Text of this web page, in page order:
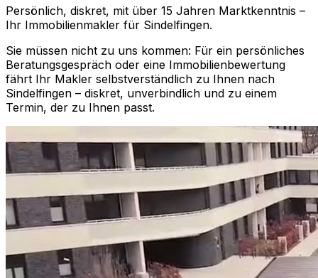
Persönlich, diskret, mit über 15 Jahren Marktkenntnis –
Ihr Immobilienmakler für Sindelfingen.
Sie müssen nicht zu uns kommen: Für ein persönliches
Beratungsgespräch oder eine Immobilienbewertung
fährt Ihr Makler selbstverständlich zu Ihnen nach
Sindelfingen – diskret, unverbindlich und zu einem
Termin, der zu Ihnen passt.